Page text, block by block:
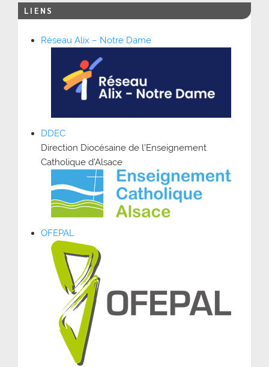
LIENS
Réseau Alix – Notre Dame
DDEC
Direction Diocésaine de l’Enseignement
Catholique d’Alsace
OFEPAL